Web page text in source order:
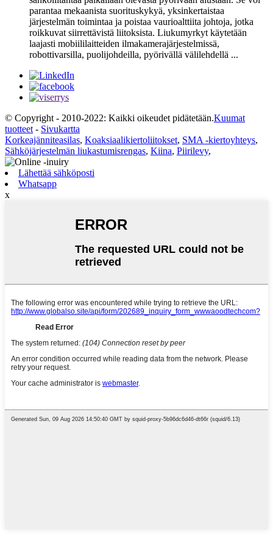
parantaa mekaanista suorituskykyä, yksinkertaistaa
järjestelmän toimintaa ja poistaa vaurioalttiita johtoja, jotka
roikkuvat siirrettävistä liitoksista. Liukumyrkyt käytetään
laajasti mobiililaitteiden ilmakamerajärjestelmissä,
robottivarsilla, puolijohdeilla, pyörivällä välilehdellä ...
© Copyright - 2010-2022: Kaikki oikeudet pidätetään.Kuumat
tuotteet - Sivukartta
Korkeajänniteasilas, Koaksiaalikiertoliitokset, SMA -kiertoyhteys,
Sähköjärjestelmän liukastumisrengas, Kiina, Piirilevy,
Lähettää sähköposti
Whatsapp
x